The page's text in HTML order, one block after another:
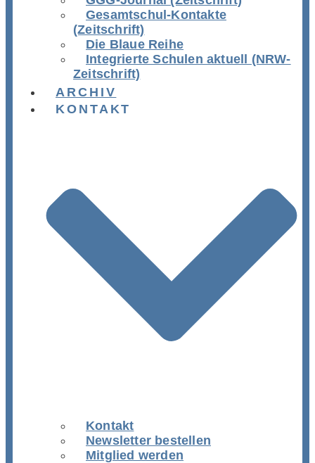
Gesamtschul-Kontakte
(Zeitschrift)
Die Blaue Reihe
Integrierte Schulen aktuell (NRW-
Zeitschrift)
ARCHIV
KONTAKT
Kontakt
Newsletter bestellen
Mitglied werden